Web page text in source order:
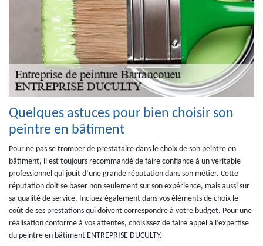
Quelques astuces pour bien choisir son
peintre en bâtiment
Pour ne pas se tromper de prestataire dans le choix de son peintre en
bâtiment, il est toujours recommandé de faire confiance à un véritable
professionnel qui jouit d’une grande réputation dans son métier. Cette
réputation doit se baser non seulement sur son expérience, mais aussi sur
sa qualité de service. Incluez également dans vos éléments de choix le
coût de ses prestations qui doivent correspondre à votre budget. Pour une
réalisation conforme à vos attentes, choisissez de faire appel à l’expertise
du peintre en bâtiment ENTREPRISE DUCULTY.